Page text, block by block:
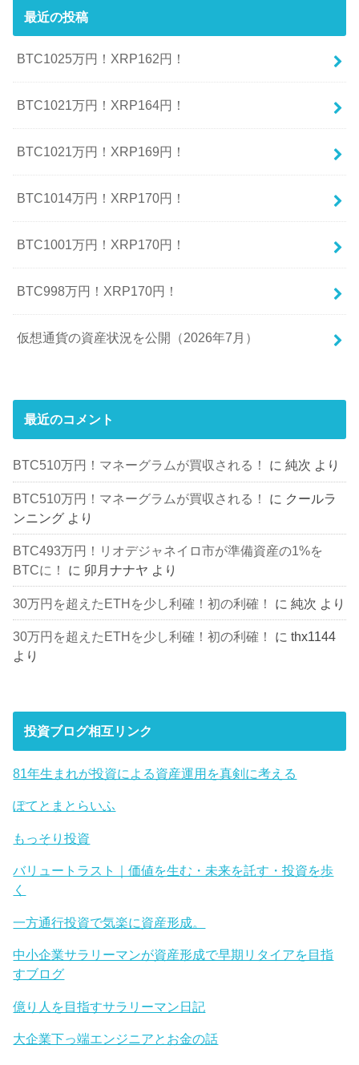
最近の投稿
BTC1025万円！XRP162円！
BTC1021万円！XRP164円！
BTC1021万円！XRP169円！
BTC1014万円！XRP170円！
BTC1001万円！XRP170円！
BTC998万円！XRP170円！
仮想通貨の資産状況を公開（2026年7月）
最近のコメント
BTC510万円！マネーグラムが買収される！ に純次 より
BTC510万円！マネーグラムが買収される！ に クールラ
ンニング より
BTC493万円！リオデジャネイロ市が準備資産の1%を
BTCに！
に 卯月ナナヤ より
30万円を超えたETHを少し利確！初の利確！ に純次 より
30万円を超えたETHを少し利確！初の利確！ にthx1144
より
投資ブログ相互リンク
81年生まれが投資による資産運用を真剣に考える
ぽてとまとらいふ
もっそり投資
バリュートラスト｜価値を生む・未来を託す・投資を歩
く
一方通行投資で気楽に資産形成。
中小企業サラリーマンが資産形成で早期リタイアを目指
すブログ
億り人を目指すサラリーマン日記
大企業下っ端エンジニアとお金の話